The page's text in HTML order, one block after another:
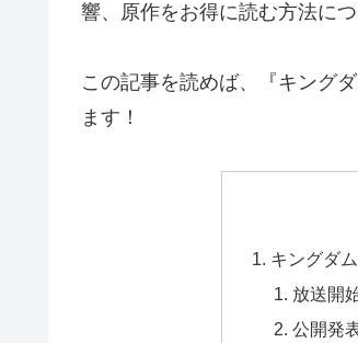
響、原作をお得に読む方法に
この記事を読めば、『キング
ます！
キングダ
放送開
公開発